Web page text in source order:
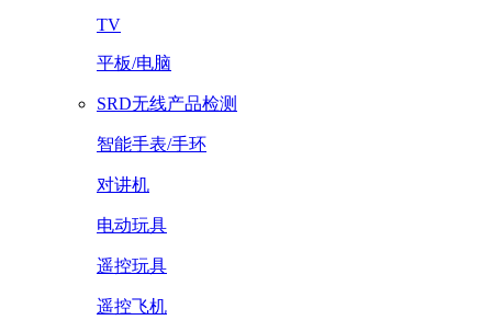
TV
平板/电脑
SRD无线产品检测
智能手表/手环
对讲机
电动玩具
遥控玩具
遥控飞机